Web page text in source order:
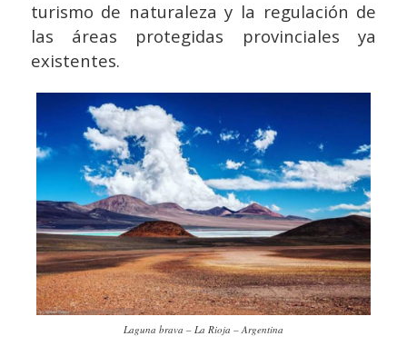
turismo de naturaleza y la regulación de
las áreas protegidas provinciales ya
existentes.
Laguna brava – La Rioja – Argentina